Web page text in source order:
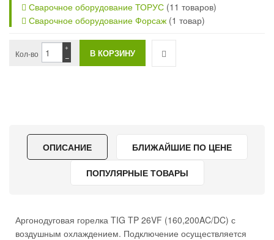
Сварочное оборудование ТОРУС (11 товаров)
Сварочное оборудование Форсаж (1 товар)
Кол-во −
+
ОПИСАНИЕ БЛИЖАЙШИЕ ПО ЦЕНЕ
ПОПУЛЯРНЫЕ ТОВАРЫ
Аргонодуговая горелка TIG TP 26VF (160,200AC/DC) с
воздушным охлаждением. Подключение осуществляется